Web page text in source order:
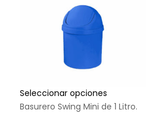
Seleccionar opciones
Basurero Swing Mini de 1 Litro.